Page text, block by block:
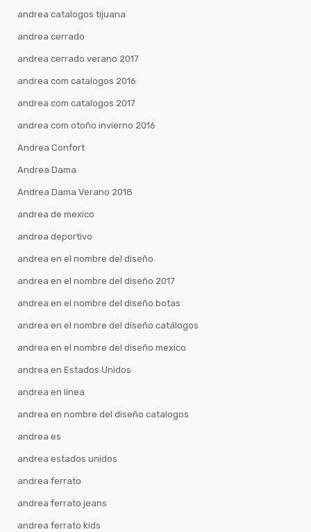
andrea catalogos tijuana
andrea cerrado
andrea cerrado verano 2017
andrea com catalogos 2016
andrea com catalogos 2017
andrea com otoño invierno 2016
Andrea Confort
Andrea Dama
Andrea Dama Verano 2018
andrea de mexico
andrea deportivo
andrea en el nombre del diseño
andrea en el nombre del diseño 2017
andrea en el nombre del diseño botas
andrea en el nombre del diseño catálogos
andrea en el nombre del diseño mexico
andrea en Estados Unidos
andrea en linea
andrea en nombre del diseño catalogos
andrea es
andrea estados unidos
andrea ferrato
andrea ferrato jeans
andrea ferrato kids